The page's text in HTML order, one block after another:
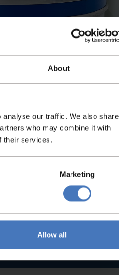
About
our traffic. We also share
who may combine it with
their services.
Marketing
Allow all
u graag!